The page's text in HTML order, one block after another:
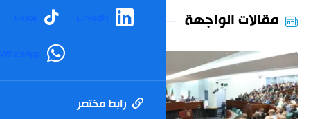
LinkedIn
TikTok
WhatsApp
رابط مختصر
مقالات الواجهة